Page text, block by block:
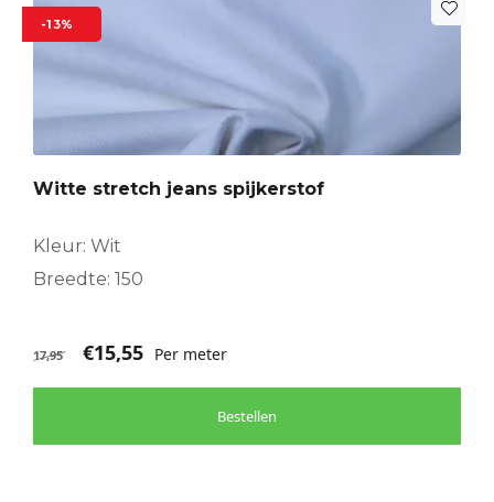
-13%
Witte stretch jeans spijkerstof
Kleur: Wit
Breedte: 150
17,95 €15,55 Per meter
Bestellen